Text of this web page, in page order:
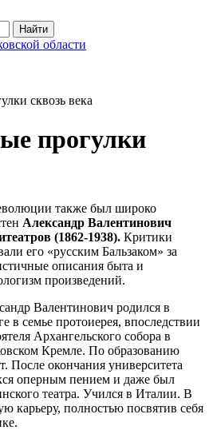
Найти
области
сквозь века
прогулки
также был широко
Александр Валентинович
(1862-1938). Критики
его «русским Бальзаком» за
описания быта и
произведений.
Валентинович родился в
в семье протоиерея, впоследствии
Архангельского собора в
Кремле. По образованию
После окончания университета
оперным пением и даже был
театра. Учился в Италии. В
карьеру, полностью посвятив себя